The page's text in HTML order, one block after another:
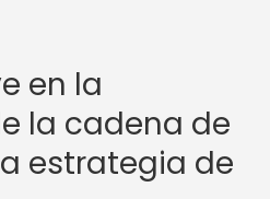
en la
la cadena de
estrategia de